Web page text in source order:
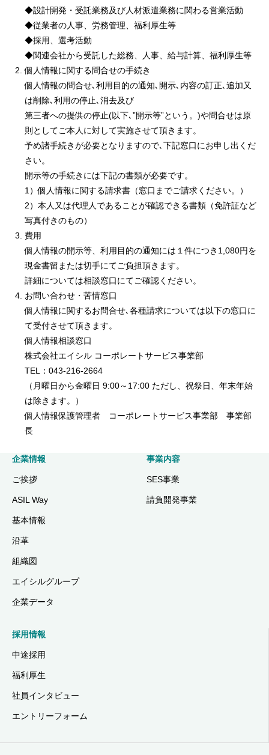
◆設計開発・受託業務及び人材派遣業務に関わる営業活動
◆従業者の人事、労務管理、福利厚生等
◆採用、選考活動
◆関連会社から受託した総務、人事、給与計算、福利厚生等
個人情報に関する問合せの手続き
個人情報の問合せ､利用目的の通知､開示､内容の訂正､追加又
は削除､利用の停止､消去及び
第三者への提供の停止(以下､”開示等”という。)や問合せは原
則としてご本人に対して実施させて頂きます。
予め諸手続きが必要となりますので､下記窓口にお申し出くだ
さい。
開示等の手続きには下記の書類が必要です。
1）個人情報に関する請求書（窓口までご請求ください。）
2）本人又は代理人であることが確認できる書類（免許証など
写真付きのもの）
費用
個人情報の開示等、利用目的の通知には１件につき1,080円を
現金書留または切手にてご負担頂きます。
詳細については相談窓口にてご確認ください。
お問い合わせ・苦情窓口
個人情報に関するお問合せ､各種請求については以下の窓口に
て受付させて頂きます。
個人情報相談窓口
株式会社エイシル コーポレートサービス事業部
TEL：043-216-2664
（月曜日から金曜日 9:00～17:00 ただし、祝祭日、年末年始
は除きます。）
個人情報保護管理者 コーポレートサービス事業部 事業部
長
企業情報
ご挨拶
ASIL Way
基本情報
沿革
組織図
エイシルグループ
企業データ
事業内容
SES事業
請負開発事業
採用情報
中途採用
福利厚生
社員インタビュー
エントリーフォーム